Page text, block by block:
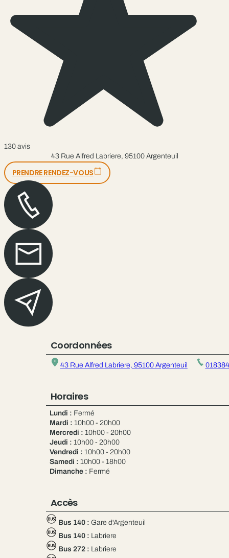
130 avis
43 Rue Alfred Labriere, 95100 Argenteuil
PRENDRE RENDEZ-VOUS
Coordonnées
43 Rue Alfred Labriere, 95100 Argenteuil
Horaires
Lundi : Fermé
Mardi : 10h00 - 20h00
Mercredi : 10h00 - 20h00
Jeudi : 10h00 - 20h00
Vendredi : 10h00 - 20h00
Samedi : 10h00 - 18h00
Dimanche : Fermé
Accès
Bus 140 :Gare d'Argenteuil
Bus 140 : Labriere
Bus 272 : Labriere